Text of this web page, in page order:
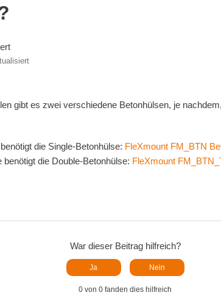
gibt es zwei verschiedene Betonhülsen, je
die Single-Betonhülse: FleXmount FM_BTN
benötigt die Double-Betonhülse: FleXmount
War dieser Beitrag hilfreich?
Ja Nein
0 von 0 fanden dies hilfreich